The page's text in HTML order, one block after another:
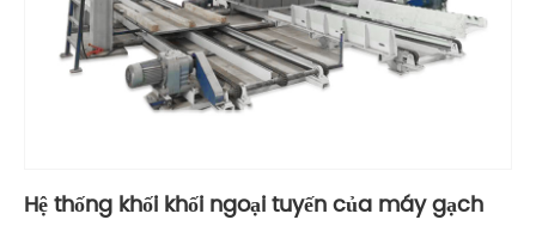
Hệ thống khối khối ngoại tuyến của máy gạch